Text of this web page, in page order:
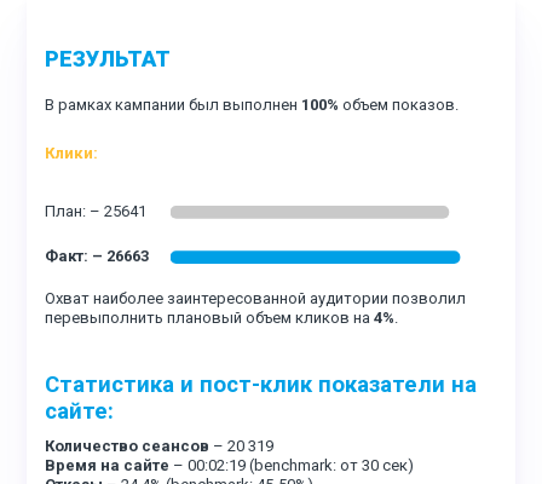
РЕЗУЛЬТАТ
В рамках кампании был выполнен 100% объем показов.
Клики:
Охват наиболее заинтересованной аудитории позволил
перевыполнить плановый объем кликов на4%
Статистика и пост-клик показатели на
сайте:
Количество сеансов – 20 319
Время на сайте – 00:02:19 (benchmark: от 30 сек)